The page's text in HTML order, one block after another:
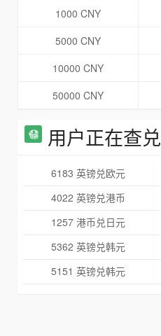
1000 CNY
5000 CNY
10000 CNY
50000 CNY
用户正在查兑
6183 英镑兑欧元
4022 英镑兑港币
1257 港币兑日元
5362 英镑兑韩元
5151 英镑兑韩元